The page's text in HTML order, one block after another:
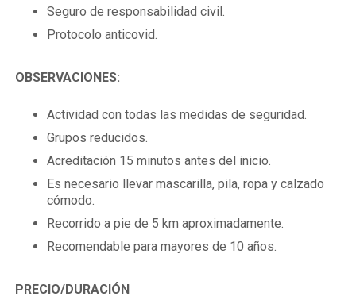
Seguro de responsabilidad civil.
Protocolo anticovid.
OBSERVACIONES:
Actividad con todas las medidas de seguridad.
Grupos reducidos.
Acreditación 15 minutos antes del inicio.
Es necesario llevar mascarilla, pila, ropa y calzado
cómodo.
Recorrido a pie de 5 km aproximadamente.
Recomendable para mayores de 10 años.
PRECIO/DURACIÓN